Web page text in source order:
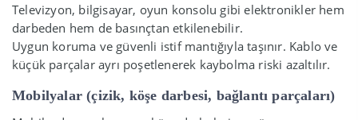
Televizyon, bilgisayar, oyun konsolu gibi elektronikler hem
darbeden hem de basınçtan etkilenebilir.
Uygun koruma ve güvenli istif mantığıyla taşınır. Kablo ve
küçük parçalar ayrı poşetlenerek kaybolma riski azaltılır.
Mobilyalar (çizik, köşe darbesi, bağlantı parçaları)